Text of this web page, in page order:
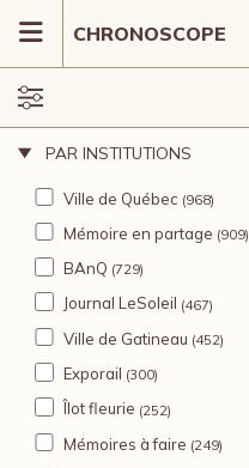
CHRONOSCOPE
PAR INSTITUTIONS
Ville de Québec (968)
Mémoire en partage (909)
BAnQ (729)
Journal LeSoleil (467)
Ville de Gatineau (452)
Exporail (300)
Îlot fleurie (252)
Mémoires à faire (249)